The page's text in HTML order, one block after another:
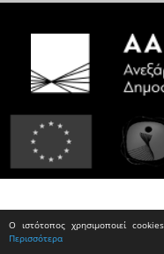
Ο ιστότοπος χρησιμοποιεί
Περισσότερα